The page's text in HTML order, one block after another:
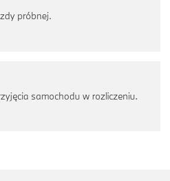
próbnej.
samochodu w rozliczeniu.